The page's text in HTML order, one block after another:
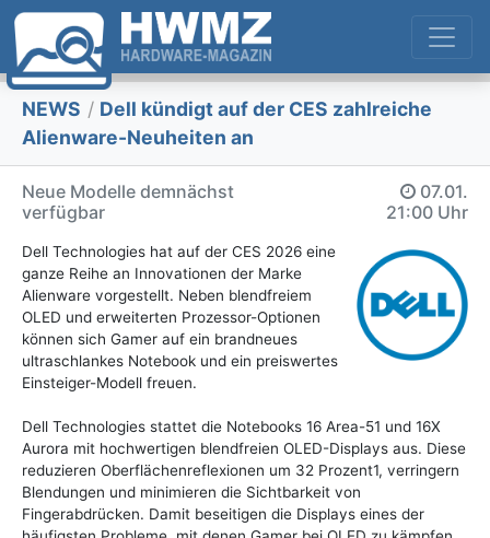
NEWS / Dell kündigt auf der CES zahlreiche
Alienware-Neuheiten an
Neue Modelle demnächst
verfügbar
07.01.
21:00 Uhr
Dell Technologies hat auf der CES 2026 eine
ganze Reihe an Innovationen der Marke
Alienware vorgestellt. Neben blendfreiem
OLED und erweiterten Prozessor-Optionen
können sich Gamer auf ein brandneues
ultraschlankes Notebook und ein preiswertes
Einsteiger-Modell freuen.
Dell Technologies stattet die Notebooks 16 Area-51 und 16X
Aurora mit hochwertigen blendfreien OLED-Displays aus. Diese
reduzieren Oberflächenreflexionen um 32 Prozent1, verringern
Blendungen und minimieren die Sichtbarkeit von
Fingerabdrücken. Damit beseitigen die Displays eines der